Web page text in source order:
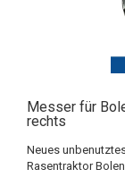
Messer für
rechts
Neues
Rasentraktor